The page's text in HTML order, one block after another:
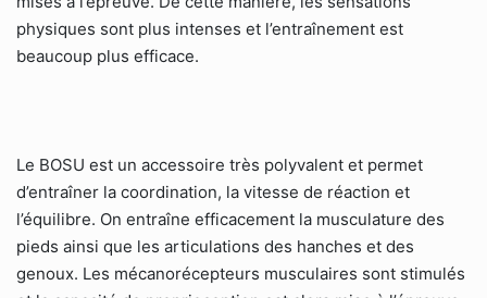
physiques sont plus intenses et l’entraînement est
beaucoup plus efficace.
Le BOSU est un accessoire très polyvalent et permet
d’entraîner la coordination, la vitesse de réaction et
l’équilibre. On entraîne efficacement la musculature des
pieds ainsi que les articulations des hanches et des
genoux. Les mécanorécepteurs musculaires sont stimulés